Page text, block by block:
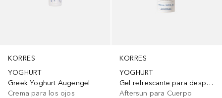
KORRES
YOGHURT
Greek Yoghurt Augengel
Crema para los ojos
KORRES
YOGHURT
Gel refrescante para después del sol
Aftersun para Cuerpo